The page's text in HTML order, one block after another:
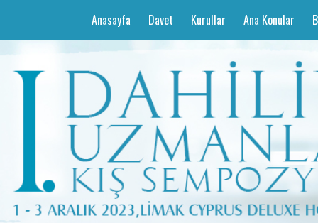
Anasayfa Davet (current)
Kurullar Ana Konular